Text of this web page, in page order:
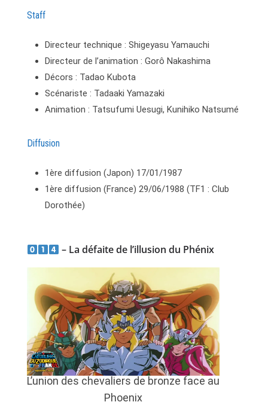
Staff
Directeur technique : Shigeyasu Yamauchi
Directeur de l’animation : Gorô Nakashima
Décors : Tadao Kubota
Scénariste : Tadaaki Yamazaki
Animation : Tatsufumi Uesugi, Kunihiko Natsumé
Diffusion
1ère diffusion (Japon) 17/01/1987
1ère diffusion (France) 29/06/1988 (TF1 : Club
Dorothée)
– La défaite de l’illusion du Phénix
L’union des chevaliers de bronze face au
Phoenix